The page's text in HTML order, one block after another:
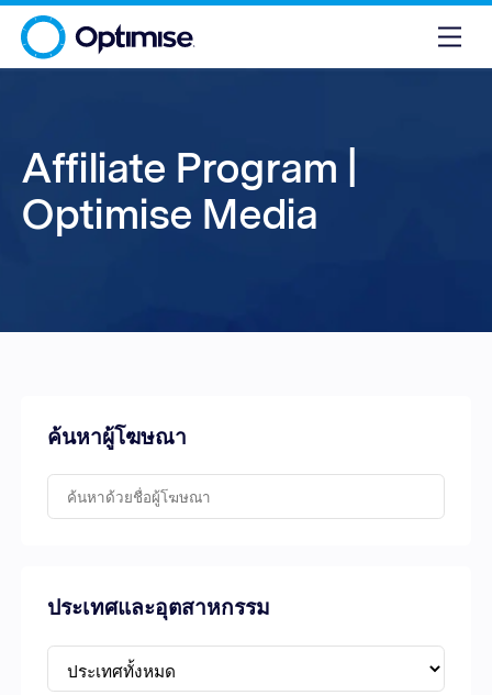
Affiliate Program |
Optimise Media
ค้นหาผู้โฆษณา
ประเทศและอุตสาหกรรม